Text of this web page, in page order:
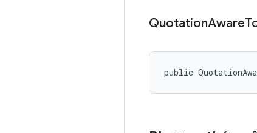
QuotationAware
public